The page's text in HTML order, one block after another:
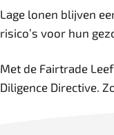
Lage lonen blijven
risico’s voor hun
Met de Fairtrade
Diligence Directive.